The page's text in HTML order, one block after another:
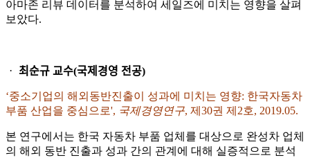
아마존 리뷰 데이터를 분석하여 세일즈에 미치는 영향을 살펴
보았다.
ᆞ 최순규 교수(국제경영 전공)
‘중소기업의 해외동반진출이 성과에 미치는 영향: 한국자동차
부품 산업을 중심으로', 국제경영연구, 제30권 제2호, 2019.05.
본 연구에서는 한국 자동차 부품 업체를 대상으로 완성차 업체
의 해외 동반 진출과 성과 간의 관계에 대해 실증적으로 분석